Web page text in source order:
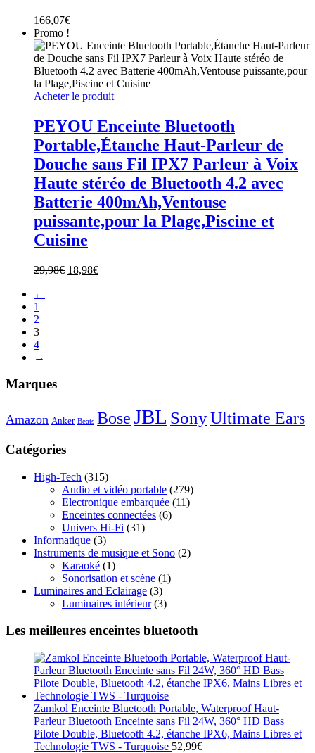
166,07€
Promo !
Acheter le produit
PEYOU Enceinte Bluetooth
Portable,Étanche Haut-Parleur de
Douche sans Fil IPX7 Parleur à Voix
Haute stéréo de Bluetooth 4.2 avec
Batterie 400mAh,Ventouse
puissante,pour la Plage,Piscine et
Cuisine
29,98€ Le
18,98€Le
←
1
2
3
4
→
Marques
Amazon Anker Beats BoseJBL SonyUltimate Ears
Catégories
High-Tech (315)
Audio et vidéo portable (279)
Electronique embarquée (11)
Enceintes connectées (6)
Univers Hi-Fi (31)
Informatique (3)
Instruments de musique et Sono (2)
Karaoké (1)
Sonorisation et scène (1)
Luminaires and Eclairage (3)
Luminaires intérieur (3)
Les meilleures enceintes bluetooth
Zamkol Enceinte Bluetooth Portable, Waterproof Haut-
Parleur Bluetooth Enceinte sans Fil 24W, 360° HD Bass
Pilote Double, Bluetooth 4.2, étanche IPX6, Mains Libres et
Technologie TWS - Turquoise 52,99€